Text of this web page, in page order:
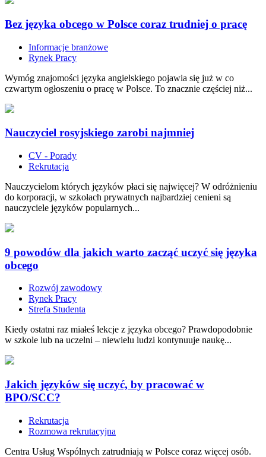
Bez języka obcego w Polsce coraz trudniej o pracę
Informacje branżowe
Rynek Pracy
Wymóg znajomości języka angielskiego pojawia się już w co
czwartym ogłoszeniu o pracę w Polsce. To znacznie częściej niż...
Nauczyciel rosyjskiego zarobi najmniej
CV - Porady
Rekrutacja
Nauczycielom których języków płaci się najwięcej? W odróżnieniu
do korporacji, w szkołach prywatnych najbardziej cenieni są
nauczyciele języków popularnych...
9 powodów dla jakich warto zacząć uczyć się języka
obcego
Rozwój zawodowy
Rynek Pracy
Strefa Studenta
Kiedy ostatni raz miałeś lekcje z języka obcego? Prawdopodobnie
w szkole lub na uczelni – niewielu ludzi kontynuuje naukę...
Jakich języków się uczyć, by pracować w
BPO/SCC?
Rekrutacja
Rozmowa rekrutacyjna
Centra Usług Wspólnych zatrudniają w Polsce coraz więcej osób.